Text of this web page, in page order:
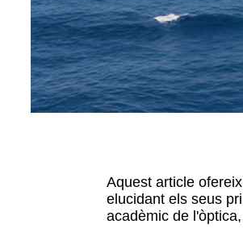
Aquest article
elucidant els seus
acadèmic de